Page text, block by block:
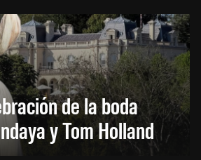
de la boda
y Tom Holland